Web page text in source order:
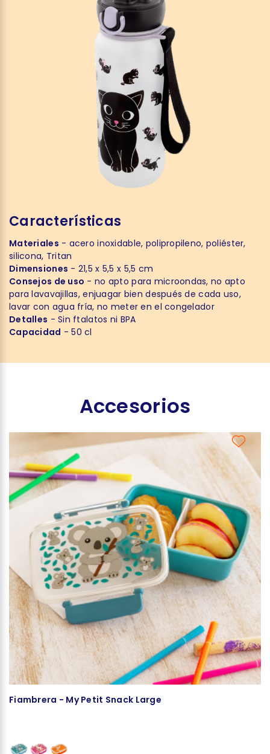
Características
Materiales - acero inoxidable, polipropileno, poliéster,
silicona, Tritan
Dimensiones - 21,5 x 5,5 x 5,5 cm
Consejos de uso - no apto para microondas, no apto
para lavavajillas, enjuagar bien después de cada uso,
lavar con agua fría, no meter en el congelador
Detalles - Sin ftalatos ni BPA
Capacidad - 50 cl
Accesorios
Fiambrera - My Petit Snack Large